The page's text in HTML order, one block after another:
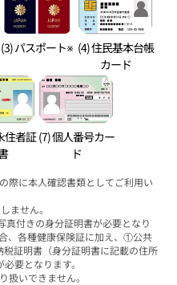
(3) パスポート※ (4) 住民基本台帳
カード
住者証 (7) 個人番号カー
ド
際に本人確認書類としてご利用い
ません。
付きの身分証明書が必要となり
、各種健康保険証に加え、①公共
証明書（身分証明書に記載の住所
要となります。
扱いできません。